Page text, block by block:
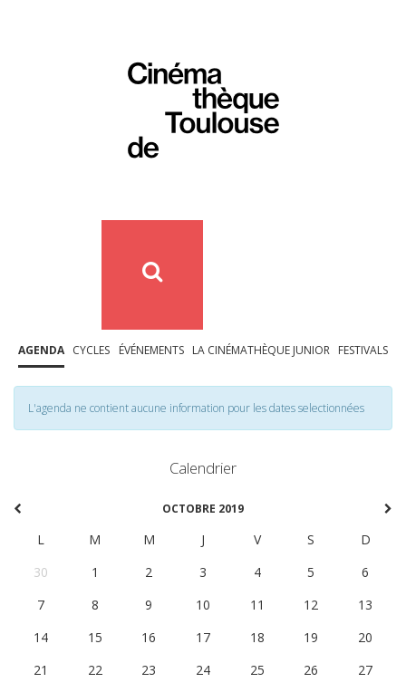
AGENDA CYCLES ÉVÉNEMENTS LA CINÉMATHÈQUE JUNIOR FESTIVALS
L'agenda ne contient aucune information pour les dates selectionnées
Calendrier
OCTOBRE 2019
L M M J V S
D
30
1 2 3 4 5
6
7
8 9 10 11 12
13
14
15 16 17 18 19
20
21
22 23 24 25 26
27